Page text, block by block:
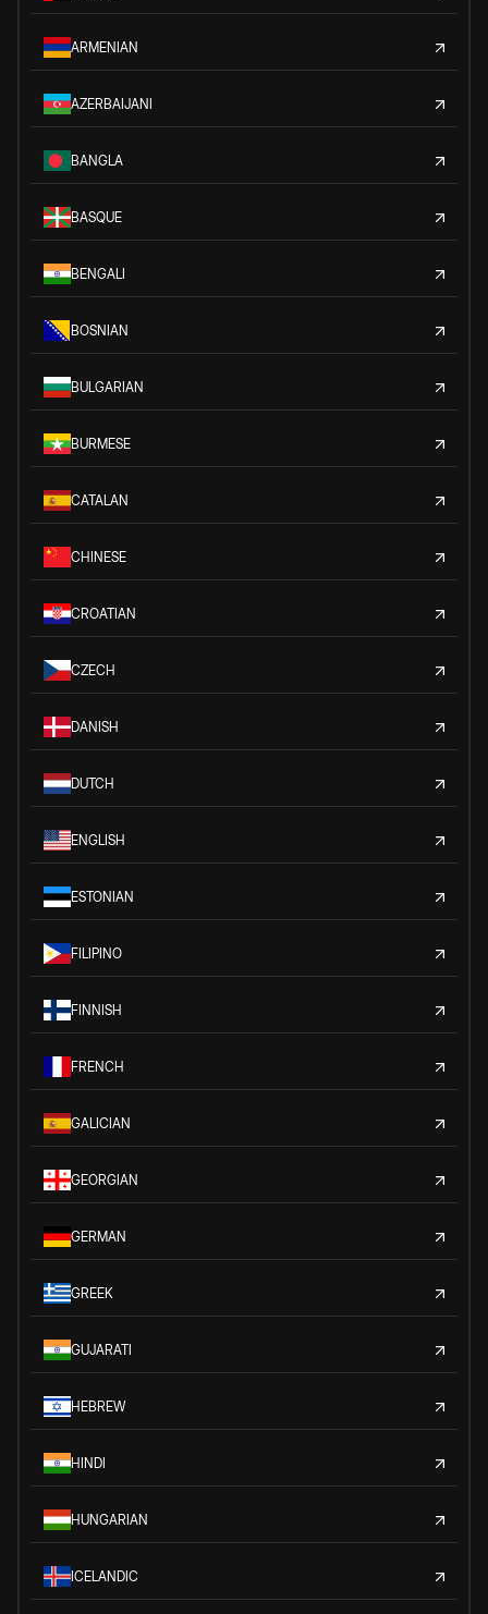
ARMENIAN
AZERBAIJANI
BANGLA
BASQUE
BENGALI
BOSNIAN
BULGARIAN
BURMESE
CATALAN
CHINESE
CROATIAN
CZECH
DANISH
DUTCH
ENGLISH
ESTONIAN
FILIPINO
FINNISH
FRENCH
GALICIAN
GEORGIAN
GERMAN
GREEK
GUJARATI
HEBREW
HINDI
HUNGARIAN
ICELANDIC